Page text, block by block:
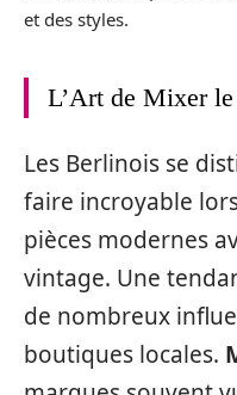
et des styles.
L’Art de Mixer
Les Berlinois se
faire incroyable
pièces modernes
vintage. Une
de nombreux
boutiques locales.